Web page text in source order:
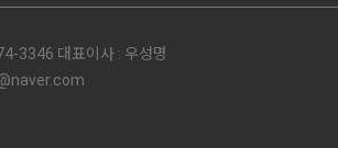
3346 대표이사 : 우성명